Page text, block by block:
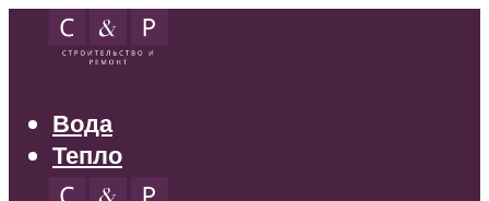
Вода
Тепло
Электрика